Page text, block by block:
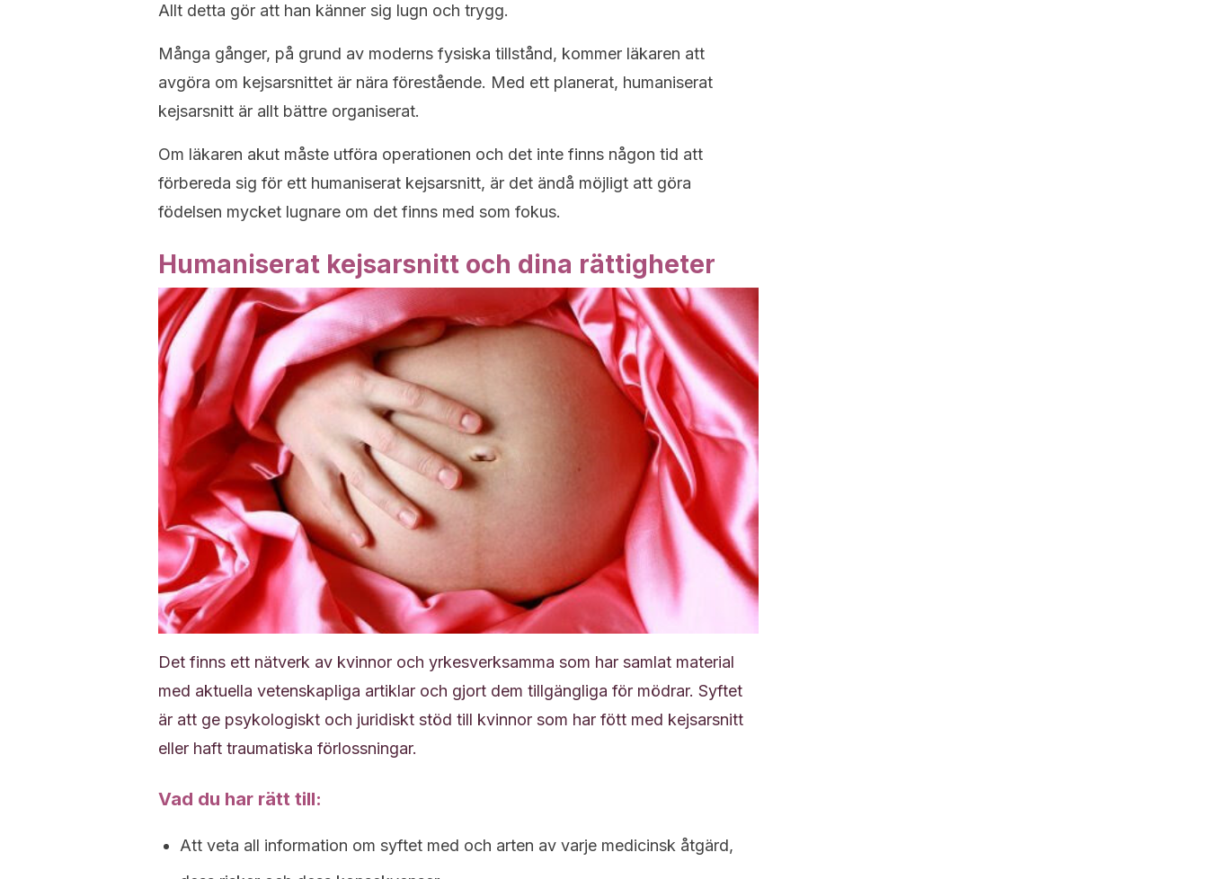
Allt detta gör att han känner sig lugn och trygg.
Många gånger, på grund av moderns fysiska tillstånd, kommer läkaren att
avgöra om kejsarsnittet är nära förestående. Med ett planerat, humaniserat
kejsarsnitt är allt bättre organiserat.
Om läkaren akut måste utföra operationen och det inte finns någon tid att
förbereda sig för ett humaniserat kejsarsnitt, är det ändå möjligt att göra
födelsen mycket lugnare om det finns med som fokus.
Humaniserat kejsarsnitt och dina rättigheter
Det finns ett nätverk av kvinnor och yrkesverksamma som har samlat material
med aktuella vetenskapliga artiklar och gjort dem tillgängliga för mödrar. Syftet
är att ge psykologiskt och juridiskt stöd till kvinnor som har fött med kejsarsnitt
eller haft traumatiska förlossningar.
Vad du har rätt till:
Att veta all information om syftet med och arten av varje medicinsk åtgärd,